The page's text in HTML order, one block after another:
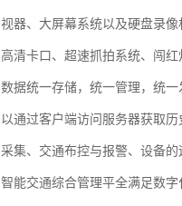
视器、大屏幕系统以及硬盘录像
高清卡口、超速抓拍系统、闯
数据统一存储，统一管理，统
以通过客户端访问服务器获取
采集、交通布控与报警、设备的
智能交通综合管理平全满足数